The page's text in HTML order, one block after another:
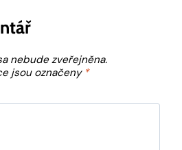
nebude zveřejněna.
jsou označeny *